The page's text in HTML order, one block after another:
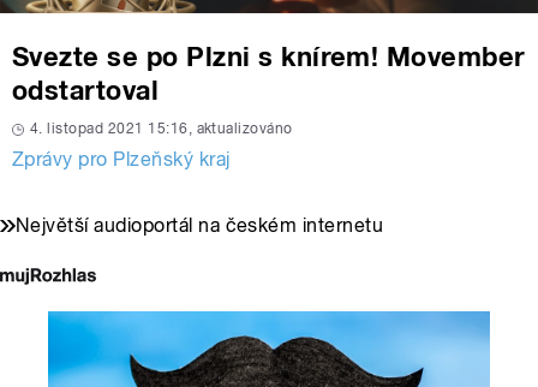
Svezte se po Plzni s knírem! Movember
odstartoval
4. listopad 2021 15:16, aktualizováno
Zprávy pro Plzeňský kraj
Největší audioportál na českém internetu